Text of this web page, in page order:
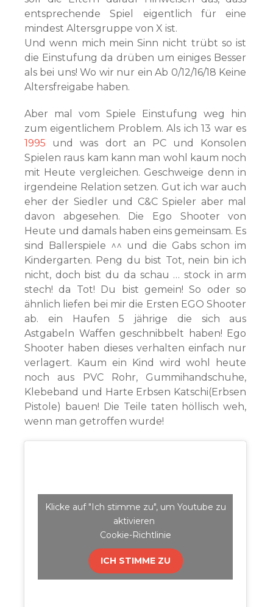
entsprechende Spiel eigentlich für eine
mindest Altersgruppe von X ist.
Und wenn mich mein Sinn nicht trübt so ist
die Einstufung da drüben um einiges Besser
als bei uns! Wo wir nur ein Ab 0/12/16/18 Keine
Altersfreigabe haben.
Aber mal vom Spiele Einstufung weg hin
zum eigentlichem Problem. Als ich 13 war es
1995 und was dort an PC und Konsolen
Spielen raus kam kann man wohl kaum noch
mit Heute vergleichen. Geschweige denn in
irgendeine Relation setzen. Gut ich war auch
eher der Siedler und C&C Spieler aber mal
davon abgesehen. Die Ego Shooter von
Heute und damals haben eins gemeinsam. Es
sind Ballerspiele ^^ und die Gabs schon im
Kindergarten. Peng du bist Tot, nein bin ich
nicht, doch bist du da schau … stock in arm
stech! da Tot! Du bist gemein! So oder so
ähnlich liefen bei mir die Ersten EGO Shooter
ab. ein Haufen 5 jährige die sich aus
Astgabeln Waffen geschnibbelt haben! Ego
Shooter haben dieses verhalten einfach nur
verlagert. Kaum ein Kind wird wohl heute
noch aus PVC Rohr, Gummihandschuhe,
Klebeband und Harte Erbsen Katschi(Erbsen
Pistole) bauen! Die Teile taten höllisch weh,
wenn man getroffen wurde!
Klicke auf "Ich stimme zu", um Youtube zu
aktivieren
Cookie-Richtlinie
ICH STIMME ZU